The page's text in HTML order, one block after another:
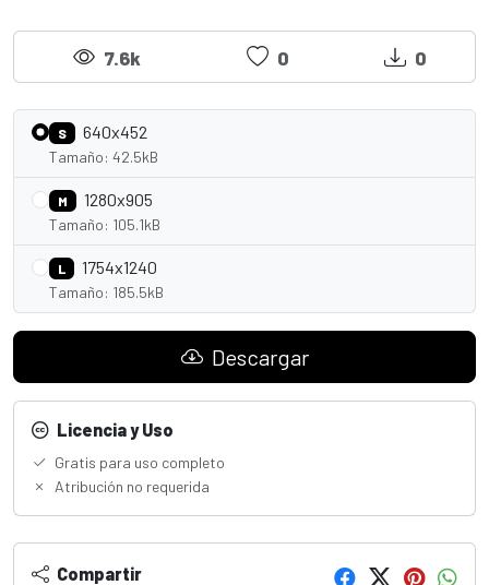
7.6k 0 0
S 640x452
Tamaño: 42.5kB
M 1280x905
Tamaño: 105.1kB
L 1754x1240
Tamaño: 185.5kB
Descargar
Licencia y Uso
Gratis para uso completo
Atribución no requerida
Compartir